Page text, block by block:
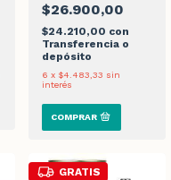
$26.900,00
$24.210,00 con
Transferencia o
depósito
6 x $4.483,33 sin
interés
GRATIS